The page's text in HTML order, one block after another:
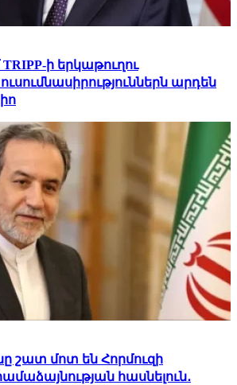
ի երկաթուղու
արդեն
շատ մոտ են Հորմուզի
հասնելուն․